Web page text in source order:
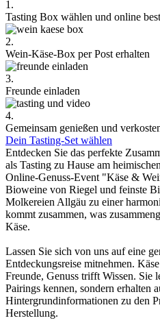
1.
Tasting Box wählen und online
2.
Wein-Käse-Box per Post erhalten
3.
Freunde einladen
4.
Gemeinsam genießen und
Dein Tasting-Set wählen
Entdecken Sie das perfekte
als Tasting zu Hause am
Online-Genuss-Event "Käse &
Bioweine von Riegel und feinste
Molkereien Allgäu zu einer
kommt zusammen, was
Käse.
Lassen Sie sich von uns auf eine
Entdeckungsreise mitnehmen.
Freunde, Genuss trifft Wissen. Sie
Pairings kennen, sondern erhalten
Hintergrundinformationen zu den
Herstellung.